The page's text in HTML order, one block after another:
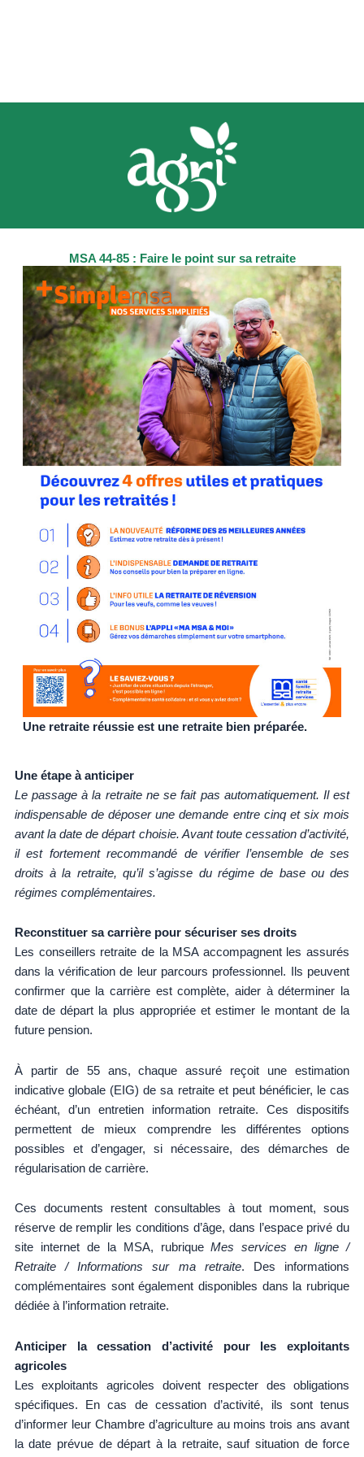
MSA 44-85 : Faire le point sur sa retraite
Une retraite réussie est une retraite bien préparée.
Une étape à anticiper
Le passage à la retraite ne se fait pas automatiquement. Il est
indispensable de déposer une demande entre cinq et six mois
avant la date de départ choisie. Avant toute cessation d’activité,
il est fortement recommandé de vérifier l’ensemble de ses
droits à la retraite, qu’il s’agisse du régime de base ou des
régimes complémentaires.
Reconstituer sa carrière pour sécuriser ses droits
Les conseillers retraite de la MSA accompagnent les assurés
dans la vérification de leur parcours professionnel. Ils peuvent
confirmer que la carrière est complète, aider à déterminer la
date de départ la plus appropriée et estimer le montant de la
future pension.
À partir de 55 ans, chaque assuré reçoit une estimation
indicative globale (EIG) de sa retraite et peut bénéficier, le cas
échéant, d’un entretien information retraite. Ces dispositifs
permettent de mieux comprendre les différentes options
possibles et d’engager, si nécessaire, des démarches de
régularisation de carrière.
Ces documents restent consultables à tout moment, sous
réserve de remplir les conditions d’âge, dans l’espace privé du
site internet de la MSA, rubriqueMes services en ligne /
Retraite / Informations sur ma retraite. Des informations
complémentaires sont également disponibles dans la rubrique
dédiée à l’information retraite.
Anticiper la cessation d’activité pour les exploitants
agricoles
Les exploitants agricoles doivent respecter des obligations
spécifiques. En cas de cessation d’activité, ils sont tenus
d’informer leur Chambre d’agriculture au moins trois ans avant
la date prévue de départ à la retraite, sauf situation de force